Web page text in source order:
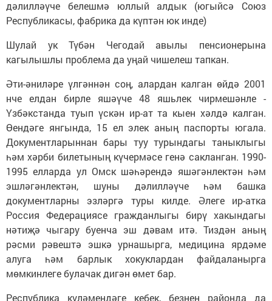
дәлилләүче белешмә юллый алдык (югыйсә Союз
Республикасы, фабрика да күптән юк инде)
Шулай ук Түбән Чегодай авылы пенсионерына
кагылышлы проблема да уңай чишелеш тапкан.
Әти-әниләре үлгәннән соң, алардан калган өйдә 2001
нче елдан бирле яшәүче 48 яшьлек чирмешәнле -
Үзбәкстанда туып үскән ир-ат та кыен хәлдә калган.
Өендәге янгында, 15 ел элек аның паспорты югала.
Документларыннан бары туу турындагы таныклыгы
һәм хәрби билетының күчермәсе генә сакланган. 1990-
1995 елларда ул Омск шәһәрендә яшәгәнлектән һәм
эшләгәнлектән, шуны дәлилләүче һәм башка
документларны эзләргә туры килде. Әлеге ир-атка
Россия Федерациясе гражданлыгы бирү хакындагы
нәтиҗә чыгару буенча эш дәвам итә. Тиздән аның
рәсми рәвештә эшкә урнашырга, медицина ярдәме
алуга һәм барлык хокуклардан файдаланырга
мөмкинлеге булачак дигән өмет бар.
Республика күләмендәге кебек, безнең районда да